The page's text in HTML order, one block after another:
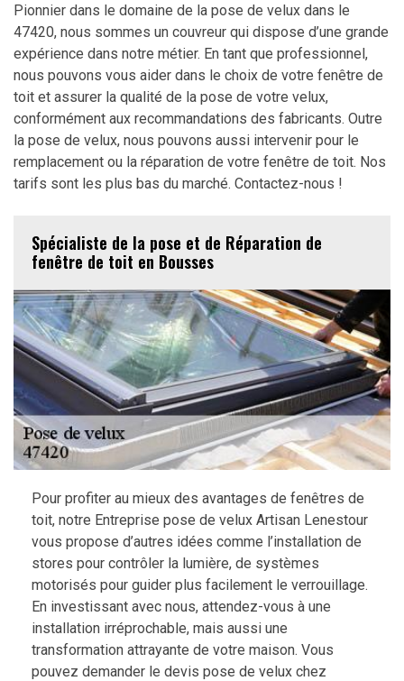
Pionnier dans le domaine de la pose de velux dans le
47420, nous sommes un couvreur qui dispose d’une grande
expérience dans notre métier. En tant que professionnel,
nous pouvons vous aider dans le choix de votre fenêtre de
toit et assurer la qualité de la pose de votre velux,
conformément aux recommandations des fabricants. Outre
la pose de velux, nous pouvons aussi intervenir pour le
remplacement ou la réparation de votre fenêtre de toit. Nos
tarifs sont les plus bas du marché. Contactez-nous !
Spécialiste de la pose et de Réparation de
fenêtre de toit en Bousses
Pour profiter au mieux des avantages de fenêtres de
toit, notre Entreprise pose de velux Artisan Lenestour
vous propose d’autres idées comme l’installation de
stores pour contrôler la lumière, de systèmes
motorisés pour guider plus facilement le verrouillage.
En investissant avec nous, attendez-vous à une
installation irréprochable, mais aussi une
transformation attrayante de votre maison. Vous
pouvez demander le devis pose de velux chez